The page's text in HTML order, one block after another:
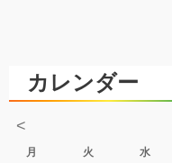
カレンダー
<
月 火 水